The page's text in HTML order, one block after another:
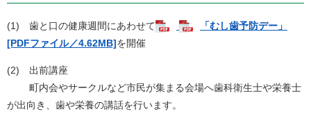
(1) 歯と口の健康週間にあわせて
「むし歯予防デー」
[PDFファイル／4.62MB]を開催
(2) 出前講座
町内会やサークルなど市民が集まる会場へ歯科衛生士や栄養士
が出向き、歯や栄養の講話を行います。